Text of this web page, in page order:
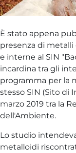
È stato appena
presenza di
e interne al SIN
incardina tra gli
programma per la
stesso SIN (Sito di
marzo 2019 tra la
dell'Ambiente.
Lo studio
metalloidi